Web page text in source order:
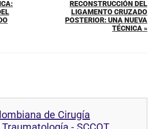
RECONSTRUCCIÓN DEL
LIGAMENTO CRUZADO
POSTERIOR: UNA NUEVA
TÉCNICA »
de Cirugía